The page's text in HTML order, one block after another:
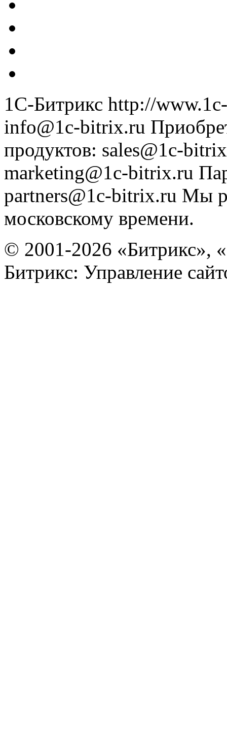
1С-Битрикс http://
info@1c-bitrix.ru
продуктов: sales@1c-
marketing@1c-bitrix.ru
partners@1c-bitrix.ru Мы
московскому времени.
© 2001-2026 «Битрикс»,
Битрикс: Управление